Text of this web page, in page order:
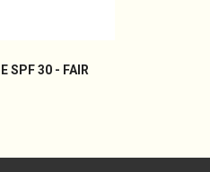
SPF 30 - FAIR